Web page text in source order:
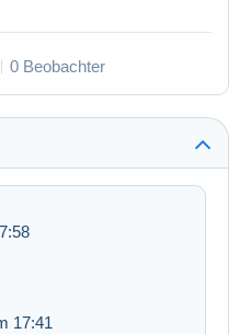
0 Beobachter
17:41